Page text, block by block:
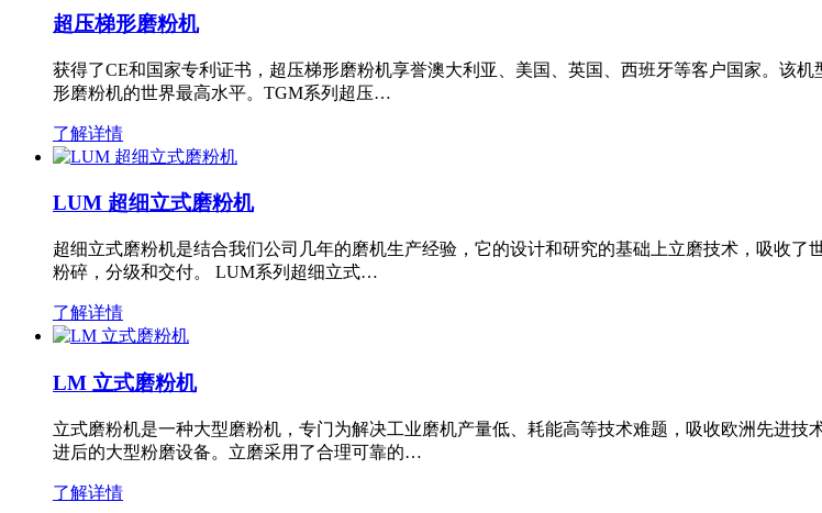
超压梯形磨粉机
获得了CE和国家专利证书，超压梯形磨粉机享誉澳大利亚、美国、英国、西班牙等客户国家。该
形磨粉机的世界最高水平。TGM系列超压…
了解详情
LUM 超细立式磨粉机
超细立式磨粉机是结合我们公司几年的磨机生产经验，它的设计和研究的基础上立磨技术，吸收
粉碎，分级和交付。 LUM系列超细立式…
了解详情
LM 立式磨粉机
立式磨粉机是一种大型磨粉机，专门为解决工业磨机产量低、耗能高等技术难题，吸收欧洲先进
进后的大型粉磨设备。立磨采用了合理可靠的…
了解详情